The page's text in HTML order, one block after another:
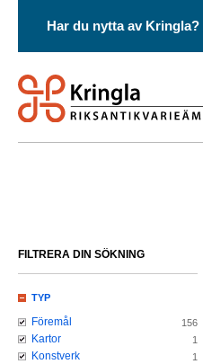
Har du nytta av Kringla?
FILTRERA DIN SÖKNING
TYP
Föremål 156
Kartor 1
Konstverk 1